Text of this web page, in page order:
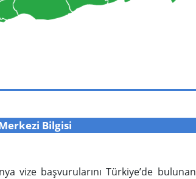
Bilgisi
vize başvurularını Türkiye’de bulunan